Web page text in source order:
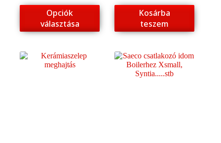
-
Opciók
választása
Ennek
a
terméknek
több
van.
A
változatok
Kosárba
teszem